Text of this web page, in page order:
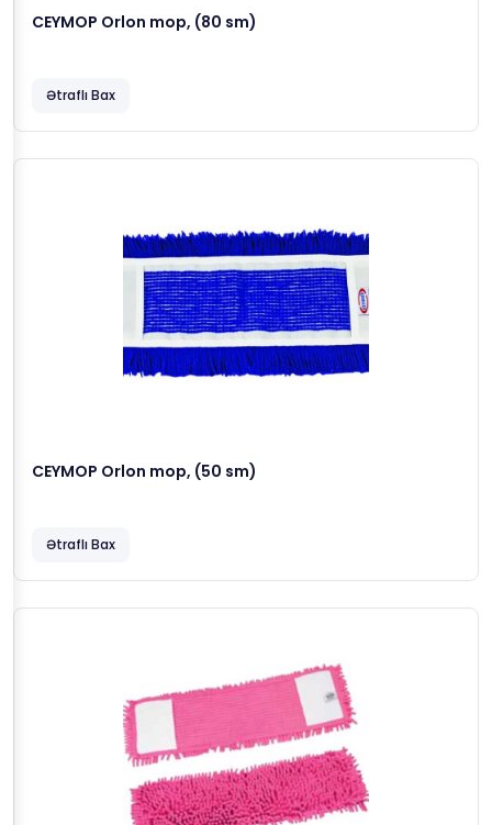
CEYMOP Orlon mop, (80 sm)
Ətraflı Bax
CEYMOP Orlon mop, (50 sm)
Ətraflı Bax